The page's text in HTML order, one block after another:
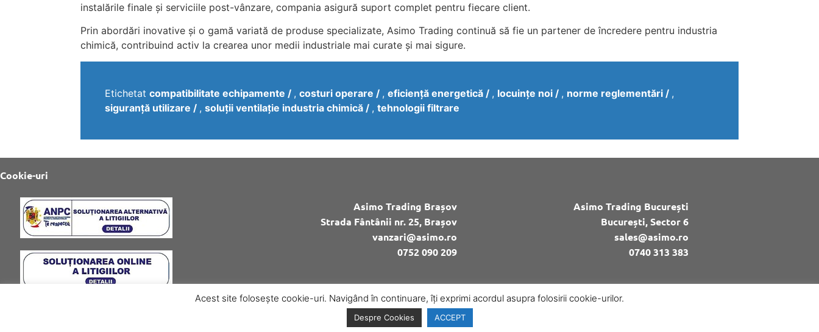
instalările finale și serviciile post-vânzare, compania asigură suport complet pentru fiecare client.
Prin abordări inovative și o gamă variată de produse specializate, Asimo Trading continuă să fie un partener de încredere pentru industria
chimică, contribuind activ la crearea unor medii industriale mai curate și mai sigure.
Etichetat compatibilitate echipamente , costuri operare , eficiență energetică , locuințe noi , norme reglementări
,
siguranță utilizare
, soluții ventilație industria chimică , tehnologii filtrare
Cookie-uri
Asimo Trading Brașov
Strada Fântânii nr. 25, Brașov
vanzari@asimo.ro
0752 090 209
Asimo Trading București
București, Sector 6
sales@asimo.ro
0740 313 383
Acest site folosește cookie-uri. Navigând în continuare, îți exprimi acordul asupra folosirii cookie-urilor.
Despre Cookies ACCEPT